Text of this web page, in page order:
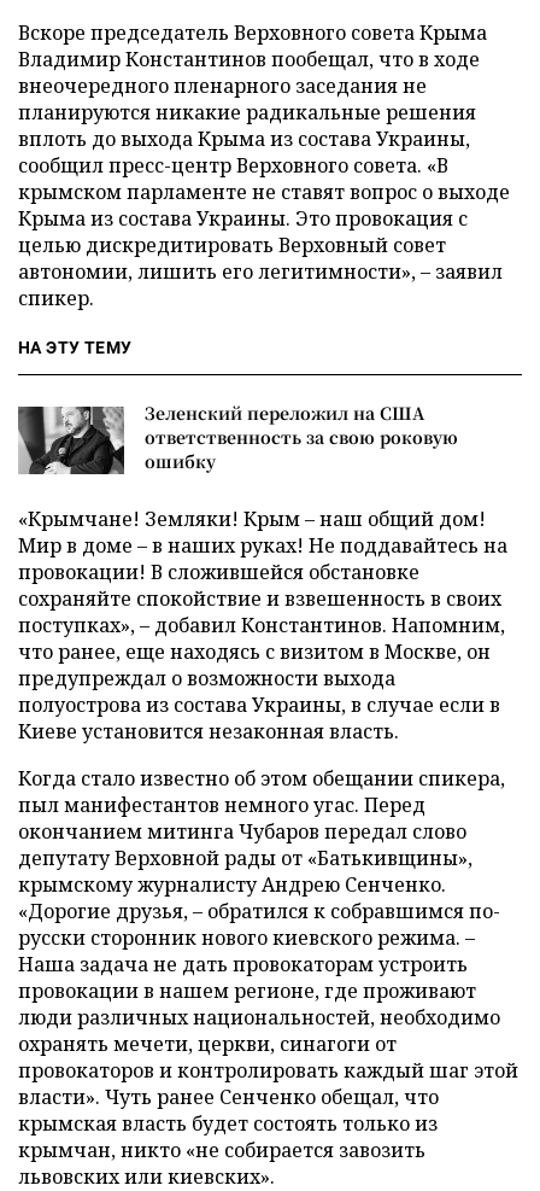
Вскоре председатель Верховного совета Крыма
Владимир Константинов пообещал, что в ходе
внеочередного пленарного заседания не
планируются никакие радикальные решения
вплоть до выхода Крыма из состава Украины,
сообщил пресс-центр Верховного совета. «В
крымском парламенте не ставят вопрос о выходе
Крыма из состава Украины. Это провокация с
целью дискредитировать Верховный совет
автономии, лишить его легитимности», – заявил
спикер.
НА ЭТУ ТЕМУ
Зеленский переложил на США
ответственность за свою роковую
ошибку
«Крымчане! Земляки! Крым – наш общий дом!
Мир в доме – в наших руках! Не поддавайтесь на
провокации! В сложившейся обстановке
сохраняйте спокойствие и взвешенность в своих
поступках», – добавил Константинов. Напомним,
что ранее, еще находясь с визитом в Москве, он
предупреждал о возможности выхода
полуострова из состава Украины, в случае если в
Киеве установится незаконная власть.
Когда стало известно об этом обещании спикера,
пыл манифестантов немного угас. Перед
окончанием митинга Чубаров передал слово
депутату Верховной рады от «Батькивщины»,
крымскому журналисту Андрею Сенченко.
«Дорогие друзья, – обратился к собравшимся по-
русски сторонник нового киевского режима. –
Наша задача не дать провокаторам устроить
провокации в нашем регионе, где проживают
люди различных национальностей, необходимо
охранять мечети, церкви, синагоги от
провокаторов и контролировать каждый шаг этой
власти». Чуть ранее Сенченко обещал, что
крымская власть будет состоять только из
крымчан, никто «не собирается завозить
львовских или киевских».